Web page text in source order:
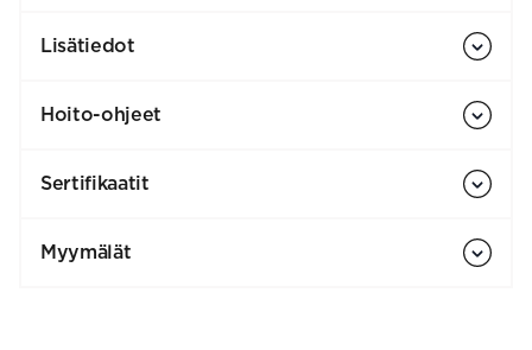
Lisätiedot
Hoito-ohjeet
Sertifikaatit
Myymälät